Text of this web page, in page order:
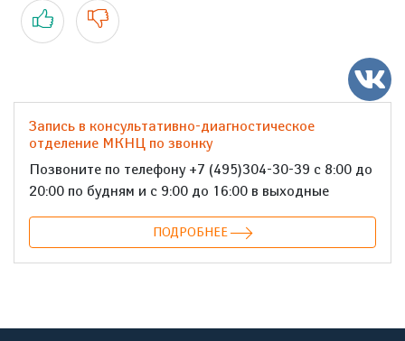
Да Нет
Запись в консультативно-диагностическое
отделение МКНЦ по звонку
Позвоните по телефону +7 (495)304-30-39 с 8:00 до
20:00 по будням и с 9:00 до 16:00 в выходные
ПОДРОБНЕЕ